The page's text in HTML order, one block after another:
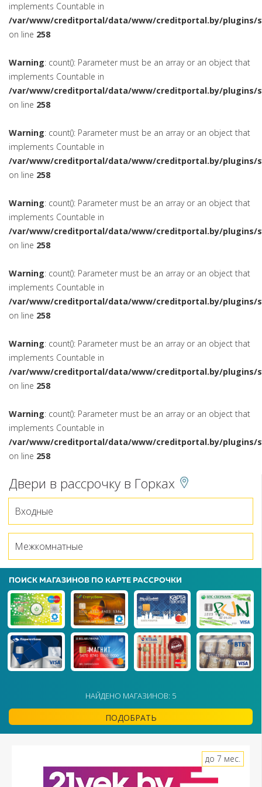
implements Countable in
/var/www/creditportal/data/www/creditportal.by/plugins/
on line 258
Warning: count(): Parameter must be an array or an object that
implements Countable in
/var/www/creditportal/data/www/creditportal.by/plugins/
on line 258
Warning: count(): Parameter must be an array or an object that
implements Countable in
/var/www/creditportal/data/www/creditportal.by/plugins/
on line 258
Warning: count(): Parameter must be an array or an object that
implements Countable in
/var/www/creditportal/data/www/creditportal.by/plugins/
on line 258
Warning: count(): Parameter must be an array or an object that
implements Countable in
/var/www/creditportal/data/www/creditportal.by/plugins/
on line 258
Warning: count(): Parameter must be an array or an object that
implements Countable in
/var/www/creditportal/data/www/creditportal.by/plugins/
on line 258
Warning: count(): Parameter must be an array or an object that
implements Countable in
/var/www/creditportal/data/www/creditportal.by/plugins/
on line 258
Двери в рассрочку в Горках
Входные
Межкомнатные
ПОИСК МАГАЗИНОВ ПО КАРТЕ РАССРОЧКИ
НАЙДЕНО МАГАЗИНОВ: 5
ПОДОБРАТЬ
до 7 мес.